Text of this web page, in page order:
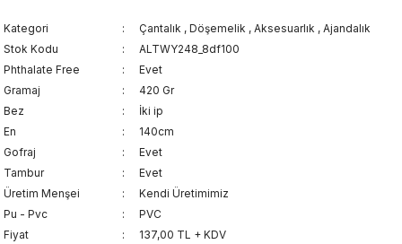
Kategori Çantalık , Döşemelik , Aksesuarlık , Ajandalık
Stok Kodu
ALTWY248_8df100
Phthalate Free
Evet
Gramaj
420 Gr
Bez
İki ip
En
140cm
Gofraj
Evet
Tambur
Evet
Üretim Menşei
Kendi Üretimimiz
Pu - Pvc
PVC
Fiyat
137,00 TL + KDV